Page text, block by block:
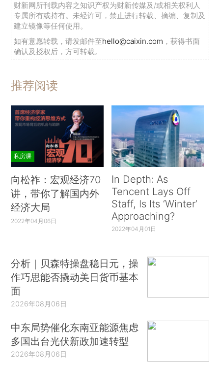
财新网所刊载内容之知识产权为财新传媒及/或相关权利人
专属所有或持有。未经许可，禁止进行转载、摘编、复制及
建立镜像等任何使用。
如有意愿转载，请发邮件至hello@caixin.com ，获得书面
确认及授权后，方可转载。
推荐阅读
私房课
向松祚：宏观经济70
讲，带你了解国内外
经济大局
2022年04月06日
In Depth: As
Tencent Lays Off
Staff, Is Its ‘Winter’
Approaching?
2022年04月01日
分析｜贝森特操盘稳日元，操
作巧思能否撬动美日货币基本
面
2026年08月06日
中东局势催化东南亚能源焦虑
多国出台光伏新政加速转型
2026年08月06日